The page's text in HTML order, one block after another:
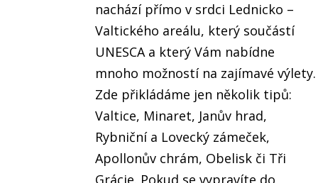
nachází přímo v srdci Lednicko –
Valtického areálu, který součástí
UNESCA a který Vám nabídne
mnoho možností na zajímavé výlety.
Zde přikládáme jen několik tipů:
Valtice, Minaret, Janův hrad,
Rybniční a Lovecký zámeček,
Apollonův chrám, Obelisk či Tři
Grácie. Pokud se vypravíte do